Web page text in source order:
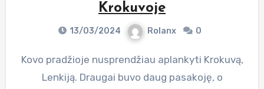
Krokuvoje
13/03/2024 Rolanx 0
Kovo pradžioje nusprendžiau aplankyti Krokuvą,
Lenkiją. Draugai buvo daug pasakoję, o